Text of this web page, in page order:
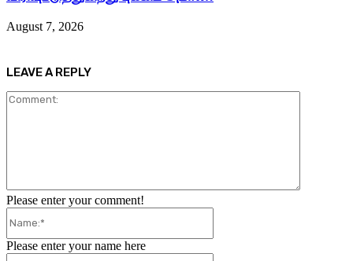
August 7, 2026
LEAVE A REPLY
Please enter your comment!
Please enter your name here